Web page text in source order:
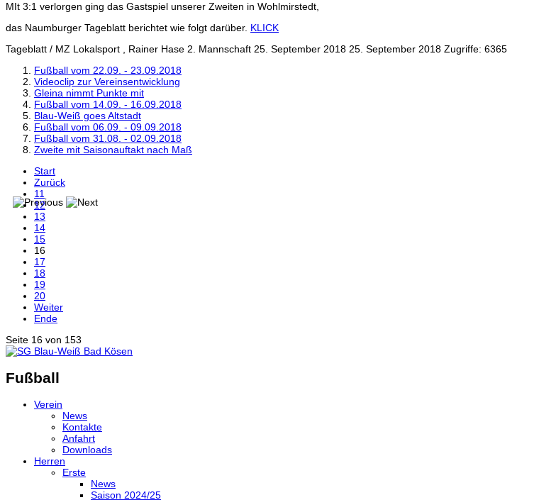
MIt 3:1 verlorgen ging das Gastspiel unserer Zweiten in Wohlmirstedt,
das Naumburger Tageblatt berichtet wie folgt darüber. KLICK
Tageblatt / MZ Lokalsport , Rainer Hase 2. Mannschaft 25. September 2018 25. September 2018 Zugriffe: 6365
Fußball vom 22.09. - 23.09.2018
Videoclip zur Vereinsentwicklung
Gleina nimmt Punkte mit
Fußball vom 14.09. - 16.09.2018
Blau-Weiß goes Altstadt
Fußball vom 06.09. - 09.09.2018
Fußball vom 31.08. - 02.09.2018
Zweite mit Saisonauftakt nach Maß
Start
Zurück
11
12
13
14
15
16
17
18
19
20
Weiter
Ende
Seite 16 von 153
Fußball
Verein
News
Kontakte
Anfahrt
Downloads
Herren
Erste
News
Saison 2024/25